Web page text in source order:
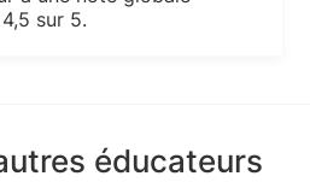
sur 5.
éducateurs